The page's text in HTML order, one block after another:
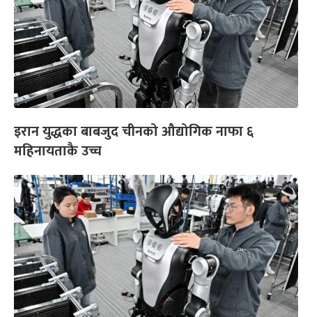
इरान युद्धका बाबजुद चीनको औद्योगिक नाफा ६
महिनायताकै उच्च